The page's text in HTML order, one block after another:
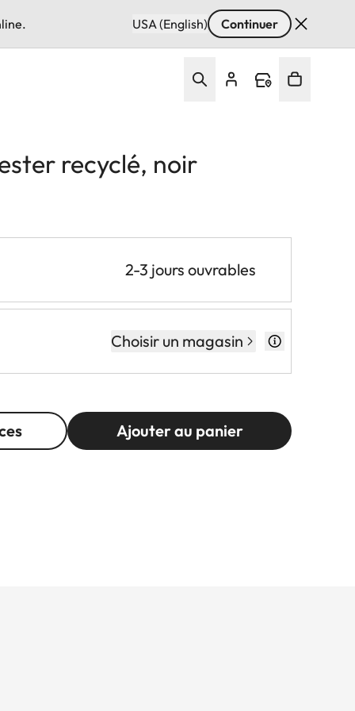
USA (English) Continuer
recyclé, noir
2-3 jours ouvrables
Choisir un magasin
Ajouter au panier